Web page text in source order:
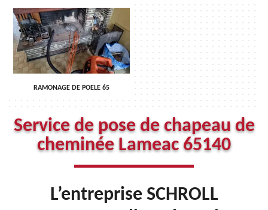
RAMONAGE DE POELE 65
Service de pose de chapeau de
cheminée Lameac 65140
L’entreprise SCHROLL